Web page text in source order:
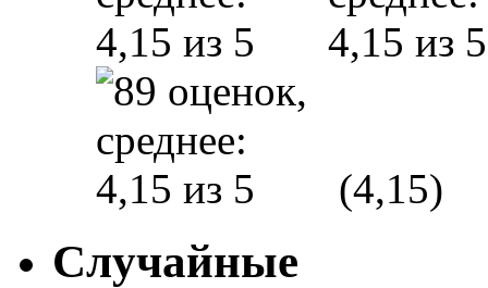
(4,15)
Случайные